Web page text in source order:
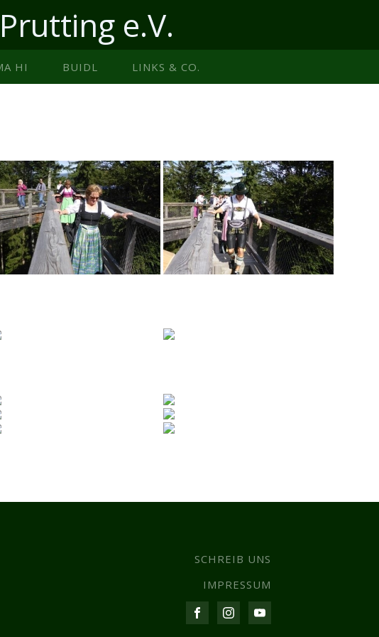
e.V.
HI BUIDL LINKS & CO.
SCHREIB UNS
IMPRESSUM